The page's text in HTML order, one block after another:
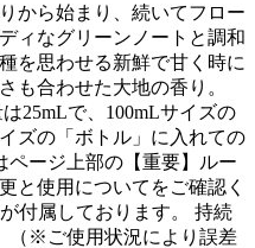
から始まり、続いてフロー
ィなグリーンノートと調和
を思わせる新鮮で甘く時に
も合わせた大地の香り。
25mLで、100mLサイズの
ズの「ボトル」に入れての
ージ上部の【重要】ルー
と使用についてをご確認く
付属しております。 持続
（※ご使用状況により誤差